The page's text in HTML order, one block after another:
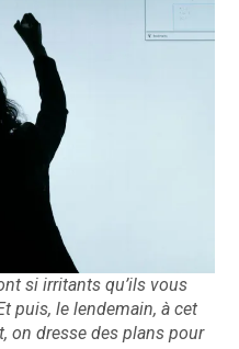
si irritants qu’ils vous
puis, le lendemain, à cet
on dresse des plans pour